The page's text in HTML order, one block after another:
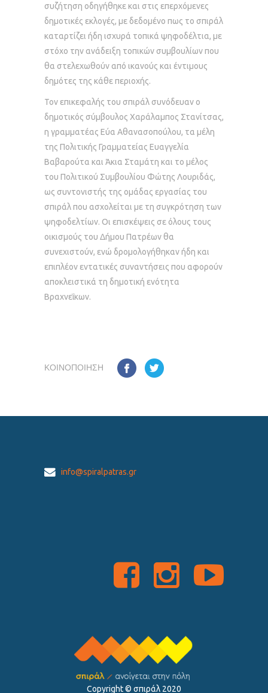
συζήτηση οδηγήθηκε και στις επερχόμενες
δημοτικές εκλογές, με δεδομένο πως το σπιράλ
καταρτίζει ήδη ισχυρά τοπικά ψηφοδέλτια, με
στόχο την ανάδειξη τοπικών συμβουλίων που
θα στελεχωθούν από ικανούς και έντιμους
δημότες της κάθε περιοχής.
Τον επικεφαλής του σπιράλ συνόδευαν ο
δημοτικός σύμβουλος Χαράλαμπος Στανίτσας,
η γραμματέας Εύα Αθανασοπούλου, τα μέλη
της Πολιτικής Γραμματείας Ευαγγελία
Βαβαρούτα και Άκια Σταμάτη και το μέλος
του Πολιτικού Συμβουλίου Φώτης Λουριδάς,
ως συντονιστής της ομάδας εργασίας του
σπιράλ που ασχολείται με τη συγκρότηση των
ψηφοδελτίων. Οι επισκέψεις σε όλους τους
οικισμούς του Δήμου Πατρέων θα
συνεχιστούν, ενώ δρομολογήθηκαν ήδη και
επιπλέον εντατικές συναντήσεις που αφορούν
αποκλειστικά τη δημοτική ενότητα
Βραχνεΐκων.
ΚΟΙΝΟΠΟΊΗΣΗ
info@spiralpatras.gr
Copyright ©️ σπιράλ 2020